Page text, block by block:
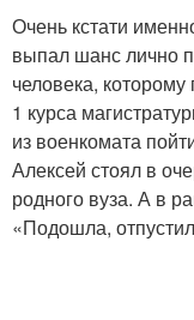
Очень кстати
выпал шанс лично
человека,
1 курса
из военкомата
Алексей стоял в
родного вуза. А в
«Подошла,